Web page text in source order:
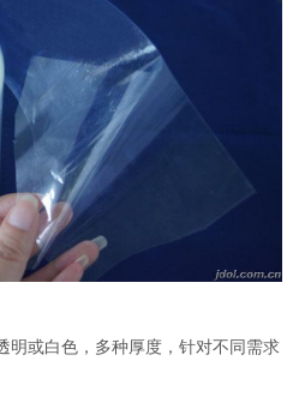
明或白色，多种厚度，针对不同需求